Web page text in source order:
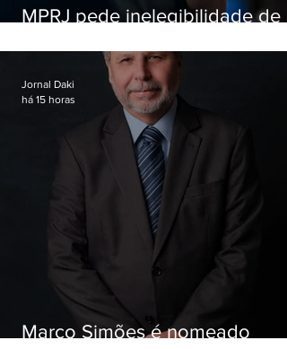
MPRJ pede inelegibilidade de
Marco Simões é nomeado
Jornal Daki
há 15 horas